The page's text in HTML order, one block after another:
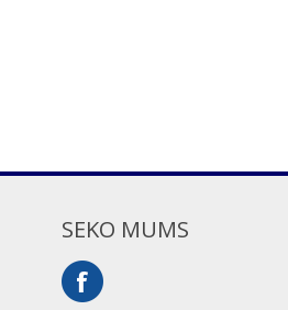
SEKO MUMS